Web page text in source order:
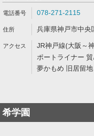
078-271-2115
兵庫県神戸市中央
JR神戸線(大阪～
ポートライナー
夢かもめ 旧居留
希学園